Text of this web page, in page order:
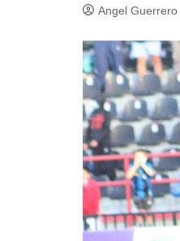
Gimnasia
Angel Guerrero